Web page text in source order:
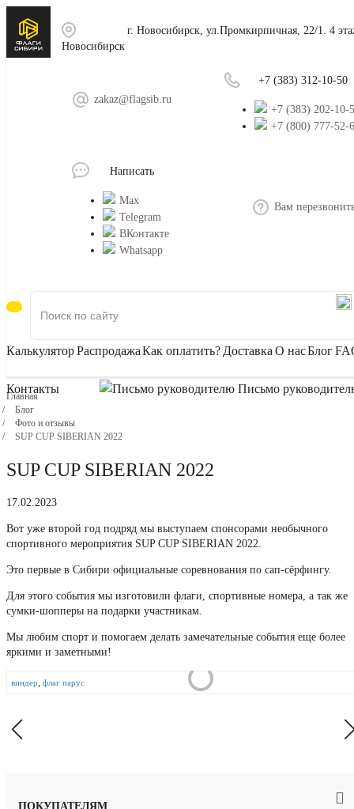
г. Новосибирск, ул.Промкирпичная, 22/1. 4
Новосибирск
zakaz@flagsib.ru
+7 (383) 312-10-50
+7 (383) 202-10-
+7 (800) 777-52-
Написать
Max
Telegram
ВКонтакте
Whatsapp
Вам
КалькуляторРаспродажаКак оплатить? Доставка О насБлог
Контакты Письмо
Главная
Блог
Фото и отзывы
SUP CUP SIBERIAN 2022
SUP CUP SIBERIAN 2022
17.02.2023
Вот уже второй год подряд мы выступаем спонсорами необычного
спортивного мероприятия SUP CUP SIBERIAN 2022.
Это первые в Сибири официальные соревнования по сап-сёрфингу.
Для этого события мы изготовили флаги, спортивные номера, а так же
сумки-шопперы на подарки участникам.
Мы любим спорт и помогаем делать замечательные события еще более
яркими и заметными!
виндер, флаг парус
ПОКУПАТЕЛЯМ